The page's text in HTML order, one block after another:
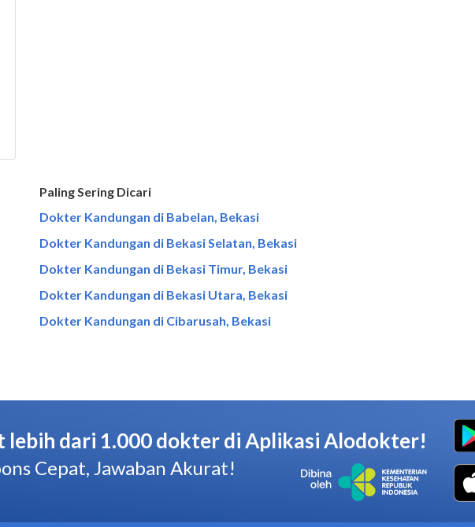
Paling Sering Dicari
Dokter Kandungan di Babelan, Bekasi
Dokter Kandungan di Bekasi Selatan, Bekasi
Dokter Kandungan di Bekasi Timur, Bekasi
Dokter Kandungan di Bekasi Utara, Bekasi
Dokter Kandungan di Cibarusah, Bekasi